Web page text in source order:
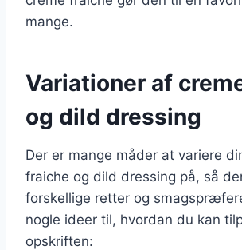
mange.
Variationer af
og dild dressing
Der er mange måder at variere
fraiche og dild dressing på, så
forskellige retter og
nogle ideer til, hvordan du kan
opskriften: